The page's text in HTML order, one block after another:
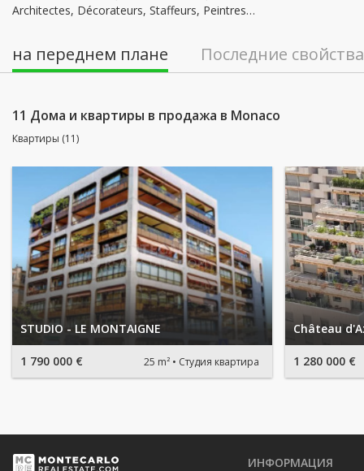
Architectes, Décorateurs, Staffeurs, Peintres…
на переднем плане Последние свойства
11 Дома и квартиры в продажа в Monaco
Квартиры (11)
STUDIO - LE MONTAIGNE
1 790 000 € 25 m² Студия квартира
Château
1 280 000 €
ИНФОРМАЦИЯ